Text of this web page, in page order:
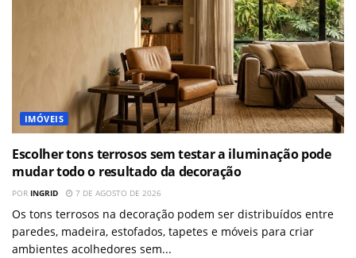
IMÓVEIS
Escolher tons terrosos sem testar a iluminação pode
mudar todo o resultado da decoração
POR INGRID 7 DE AGOSTO DE 2026
Os tons terrosos na decoração podem ser distribuídos entre
paredes, madeira, estofados, tapetes e móveis para criar
ambientes acolhedores sem...